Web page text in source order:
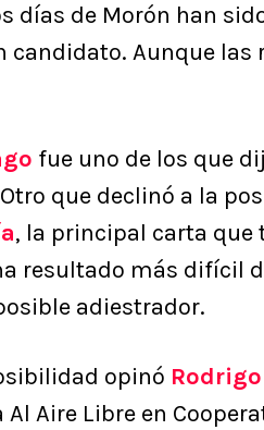
días de Morón han
candidato. Aunque
fue uno de los que
que declinó a la
, la principal carta que
resultado más difícil
adiestrador.
opinó
Aire Libre en